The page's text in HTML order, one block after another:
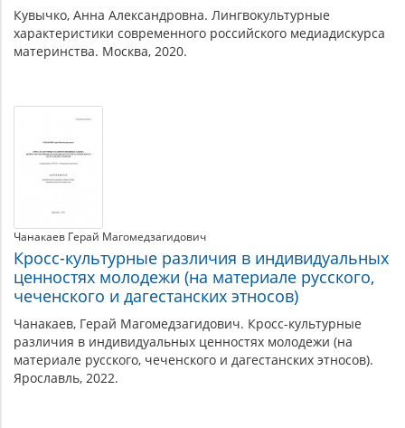
Кувычко, Анна Александровна. Лингвокультурные
характеристики современного российского медиадискурса
материнства. Москва, 2020.
Чанакаев Герай Магомедзагидович
Кросс-культурные различия в индивидуальных
ценностях молодежи (на материале русского,
чеченского и дагестанских этносов)
Чанакаев, Герай Магомедзагидович. Кросс-культурные
различия в индивидуальных ценностях молодежи (на
материале русского, чеченского и дагестанских этносов).
Ярославль, 2022.